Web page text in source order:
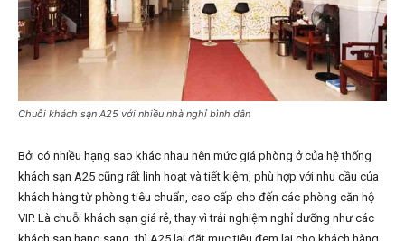
Chuỗi khách sạn A25 với nhiều nhà nghỉ bình dân
Bởi có nhiều hạng sao khác nhau nên mức giá phòng ở của hệ thống
khách sạn A25 cũng rất linh hoạt và tiết kiệm, phù hợp với nhu cầu của
khách hàng từ phòng tiêu chuẩn, cao cấp cho đến các phòng căn hộ
VIP. Là chuỗi khách sạn giá rẻ, thay vì trải nghiệm nghỉ dưỡng như các